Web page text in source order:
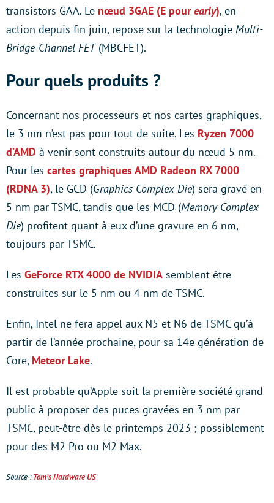
transistors GAA. Le nœud 3GAE (E pourearly), en
action depuis fin juin, repose sur la technologie Multi-
Bridge-Channel FET(MBCFET).
Pour quels produits ?
Concernant nos processeurs et nos cartes graphiques,
le 3 nm n’est pas pour tout de suite. Les Ryzen 7000
d’AMD à venir sont construits autour du nœud 5 nm.
Pour les cartes graphiques AMD Radeon RX 7000
(RDNA 3), le GCD (Graphics Complex Die) sera gravé en
5 nm par TSMC, tandis que les MCD (Memory Complex
Die) profitent quant à eux d’une gravure en 6 nm,
toujours par TSMC.
Les GeForce RTX 4000 de NVIDIA semblent être
construites sur le 5 nm ou 4 nm de TSMC.
Enfin, Intel ne fera appel aux N5 et N6 de TSMC qu’à
partir de l’année prochaine, pour sa 14e génération de
Core, Meteor Lake.
Il est probable qu’Apple soit la première société grand
public à proposer des puces gravées en 3 nm par
TSMC, peut-être dès le printemps 2023 ; possiblement
pour des M2 Pro ou M2 Max.
Source :Tom’s Hardware US